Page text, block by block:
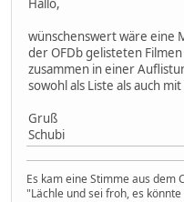
Hallo,
wünschenswert wäre eine
der OFDb gelisteten
zusammen in einer
sowohl als Liste als auch mit
Gruß
Schubi
Es kam eine Stimme aus dem
"Lächle und sei froh, es